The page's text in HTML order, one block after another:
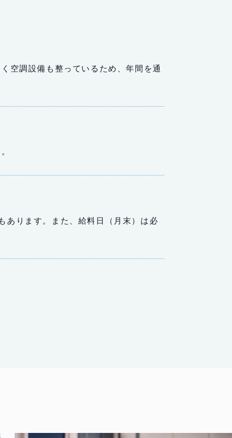
空調設備も整っているため、年間を通
あります。また、給料日（月末）は必